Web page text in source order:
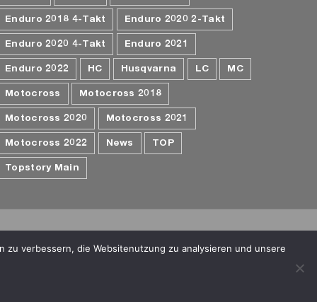
Enduro 2018 4-Takt Enduro 2020 2-Takt
Enduro 2020 4-Takt Enduro 2021
Enduro 2022 HC Husqvarna LC MC
Motocross Motocross 2018
Motocross 2020 Motocross 2021
Motocross 2022 News TOP
Topstory Main
Facebook
zu verbessern, die Websitenutzung zu analysieren und unsere